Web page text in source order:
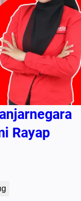
Rayap